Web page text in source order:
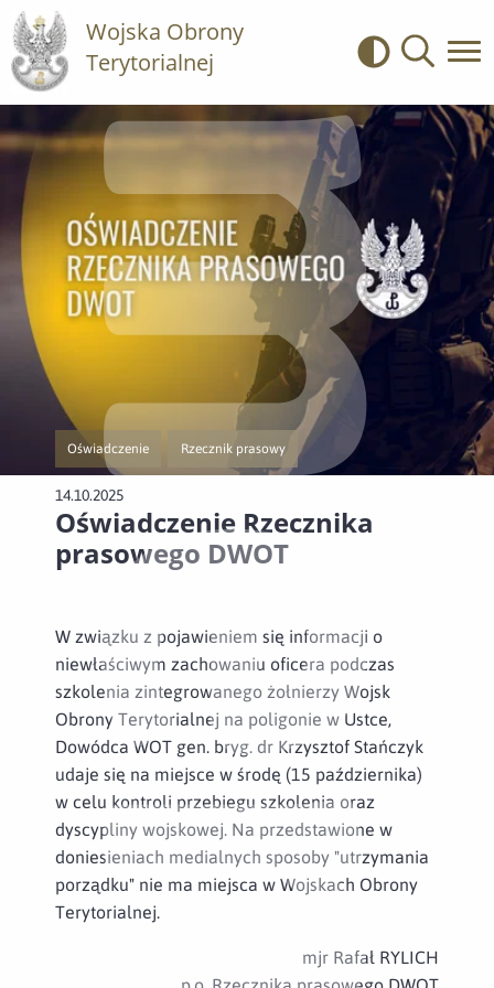
Wojska Obrony
Terytorialnej
Kontrast
Oświadczenie
Przejście do nowej strony z listą publikacji o kategorii Oświadczenie
Rzecznik prasowy
Przejście do nowej strony z listą publikacji o
14.10.2025
Oświadczenie Rzecznika
prasowego DWOT
W związku z pojawieniem się informacji o
niewłaściwym zachowaniu oficera podczas
szkolenia zintegrowanego żołnierzy Wojsk
Obrony Terytorialnej na poligonie w Ustce,
Dowódca WOT gen. bryg. dr Krzysztof Stańczyk
udaje się na miejsce w środę (15 października)
w celu kontroli przebiegu szkolenia oraz
dyscypliny wojskowej. Na przedstawione w
doniesieniach medialnych sposoby "utrzymania
porządku" nie ma miejsca w Wojskach Obrony
Terytorialnej.
mjr Rafał RYLICH